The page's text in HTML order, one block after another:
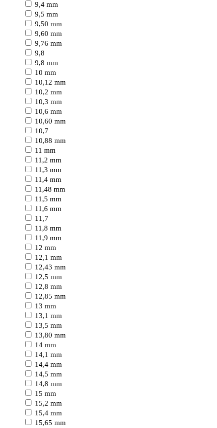
9,4 mm
9,5 mm
9,50 mm
9,60 mm
9,76 mm
9,8
9,8 mm
10 mm
10,12 mm
10,2 mm
10,3 mm
10,6 mm
10,60 mm
10,7
10,88 mm
11 mm
11,2 mm
11,3 mm
11,4 mm
11,48 mm
11,5 mm
11,6 mm
11,7
11,8 mm
11,9 mm
12 mm
12,1 mm
12,43 mm
12,5 mm
12,8 mm
12,85 mm
13 mm
13,1 mm
13,5 mm
13,80 mm
14 mm
14,1 mm
14,4 mm
14,5 mm
14,8 mm
15 mm
15,2 mm
15,4 mm
15,65 mm